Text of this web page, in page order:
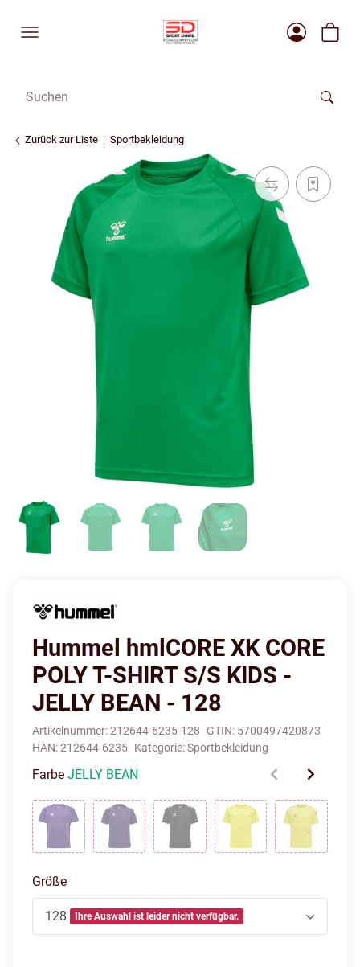
Zurück zur Liste Sportbekleidung
Hummel hmlCORE XK CORE
POLY T-SHIRT S/S KIDS -
JELLY BEAN - 128
Artikelnummer:212644-6235-128 GTIN: 5700497420873
HAN:212644-6235 Kategorie:Sportbekleidung
Farbe JELLY BEAN
Größe
128 Ihre Auswahl ist leider nicht verfügbar.